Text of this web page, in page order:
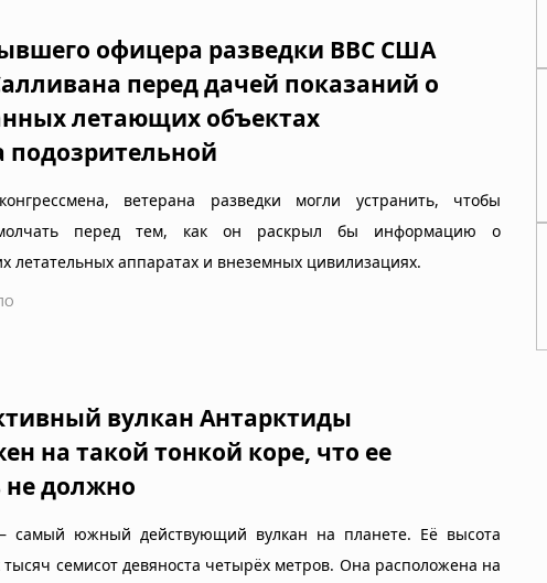
офицера разведки ВВС США
перед дачей показаний о
летающих объектах
подозрительной
ветерана разведки могли устранить, чтобы
перед тем, как он раскрыл бы информацию о
летательных аппаратах и внеземных цивилизациях.
вулкан Антарктиды
на такой тонкой коре, что ее
должно
самый южный действующий вулкан на планете. Её высота
тысяч семисот девяноста четырёх метров. Она расположена на